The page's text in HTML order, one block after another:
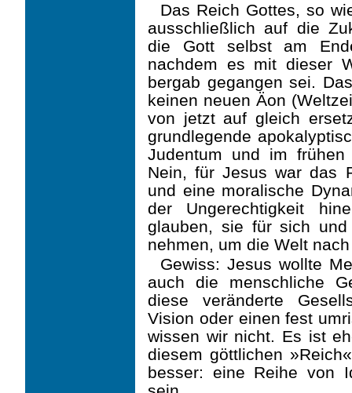
Das Reich Gottes, so
ausschließlich auf die
die Gott selbst am
nachdem es mit dieser
bergab gegangen sei.
keinen neuen Äon
von jetzt auf gleich
grundlegende
Judentum und im frühen
Nein, für Jesus war das
und eine moralische
der Ungerechtigkeit
glauben, sie für sich
nehmen, um die Welt
Gewiss: Jesus wollte
auch die menschliche
diese veränderte
Vision oder einen fest
wissen wir nicht. Es ist
diesem göttlichen
besser: eine Reihe von